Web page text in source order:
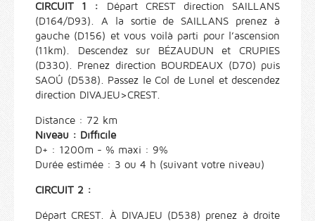
CIRCUIT 1 : Départ CREST direction SAILLANS
(D164/D93). A la sortie de SAILLANS prenez à
gauche (D156) et vous voilà parti pour l’ascension
(11km). Descendez sur BÉZAUDUN et CRUPIES
(D330). Prenez direction BOURDEAUX (D70) puis
SAOÛ (D538). Passez le Col de Lunel et descendez
direction DIVAJEU>CREST.
Distance : 72 km
Niveau : Difficile
D+ : 1200m - % maxi : 9%
Durée estimée : 3 ou 4 h (suivant votre niveau)
CIRCUIT 2 :
Départ CREST. À DIVAJEU (D538) prenez à droite